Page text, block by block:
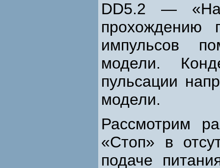
DD5.2 —
прохождению
импульсов
модели.
пульсации
модели.
Рассмотрим
«Стоп» в
подаче